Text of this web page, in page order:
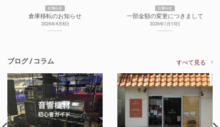
お知らせ
倉庫移転のお知らせ
2026年4月8日
お知らせ
一部金額の変更につきまして
2026年1月15日
ブログ / コラム すべて見る